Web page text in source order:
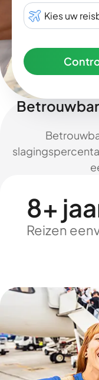
Kies uw
8+
Reizen